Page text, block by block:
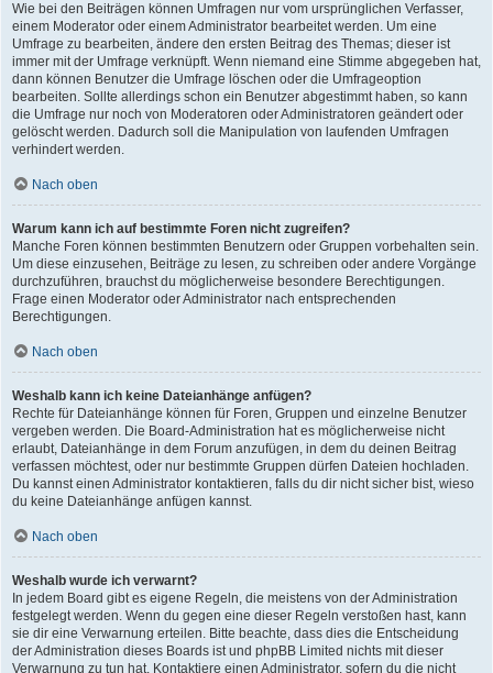
Wie bei den Beiträgen können Umfragen nur vom ursprünglichen Verfasser,
einem Moderator oder einem Administrator bearbeitet werden. Um eine
Umfrage zu bearbeiten, ändere den ersten Beitrag des Themas; dieser ist
immer mit der Umfrage verknüpft. Wenn niemand eine Stimme abgegeben hat,
dann können Benutzer die Umfrage löschen oder die Umfrageoption
bearbeiten. Sollte allerdings schon ein Benutzer abgestimmt haben, so kann
die Umfrage nur noch von Moderatoren oder Administratoren geändert oder
gelöscht werden. Dadurch soll die Manipulation von laufenden Umfragen
verhindert werden.
Nach oben
Warum kann ich auf bestimmte Foren nicht zugreifen?
Manche Foren können bestimmten Benutzern oder Gruppen vorbehalten sein.
Um diese einzusehen, Beiträge zu lesen, zu schreiben oder andere Vorgänge
durchzuführen, brauchst du möglicherweise besondere Berechtigungen.
Frage einen Moderator oder Administrator nach entsprechenden
Berechtigungen.
Nach oben
Weshalb kann ich keine Dateianhänge anfügen?
Rechte für Dateianhänge können für Foren, Gruppen und einzelne Benutzer
vergeben werden. Die Board-Administration hat es möglicherweise nicht
erlaubt, Dateianhänge in dem Forum anzufügen, in dem du deinen Beitrag
verfassen möchtest, oder nur bestimmte Gruppen dürfen Dateien hochladen.
Du kannst einen Administrator kontaktieren, falls du dir nicht sicher bist, wieso
du keine Dateianhänge anfügen kannst.
Nach oben
Weshalb wurde ich verwarnt?
In jedem Board gibt es eigene Regeln, die meistens von der Administration
festgelegt werden. Wenn du gegen eine dieser Regeln verstoßen hast, kann
sie dir eine Verwarnung erteilen. Bitte beachte, dass dies die Entscheidung
der Administration dieses Boards ist und phpBB Limited nichts mit dieser
Verwarnung zu tun hat. Kontaktiere einen Administrator, sofern du die nicht